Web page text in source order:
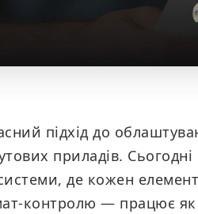
підхід до
приладів.
де кожен
контролю — працює